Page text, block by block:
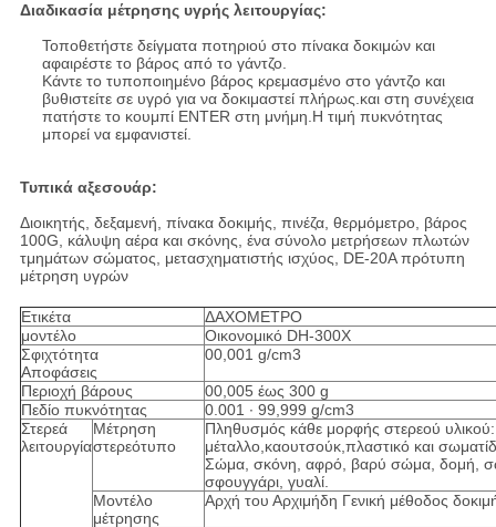
Διαδικασία μέτρησης υγρής λειτουργίας:
Τοποθετήστε δείγματα ποτηριού στο πίνακα δοκιμών και
αφαιρέστε το βάρος από το γάντζο.
Κάντε το τυποποιημένο βάρος κρεμασμένο στο γάντζο και
βυθιστείτε σε υγρό για να δοκιμαστεί πλήρως.και στη συνέχεια
πατήστε το κουμπί ENTER στη μνήμη.Η τιμή πυκνότητας
μπορεί να εμφανιστεί.
Τυπικά αξεσουάρ:
Διοικητής, δεξαμενή, πίνακα δοκιμής, πινέζα, θερμόμετρο, βάρος
100G, κάλυψη αέρα και σκόνης, ένα σύνολο μετρήσεων πλωτών
τμημάτων σώματος, μετασχηματιστής ισχύος, DE-20A πρότυπη
μέτρηση υγρών
Ετικέτα
ΔΑΧΟΜΕΤΡΟ
μοντέλο
Οικονομικό DH-300X
Σφιχτότητα
Αποφάσεις
00,001 g/cm3
Περιοχή βάρους
00,005 έως 300 g
Πεδίο πυκνότητας
0.001 ∙ 99,999 g/cm3
Στερεά
λειτουργία
Μέτρηση
στερεότυπο
Πληθυσμός κάθε μορφής στερεού υλικού:
μέταλλο,καουτσούκ,πλαστικό και
Σώμα, σκόνη, αφρό, βαρύ σώμα, δομή,
σφουγγάρι, γυαλί.
Μοντέλο
μέτρησης
Αρχή του Αρχιμήδη Γενική μέθοδος